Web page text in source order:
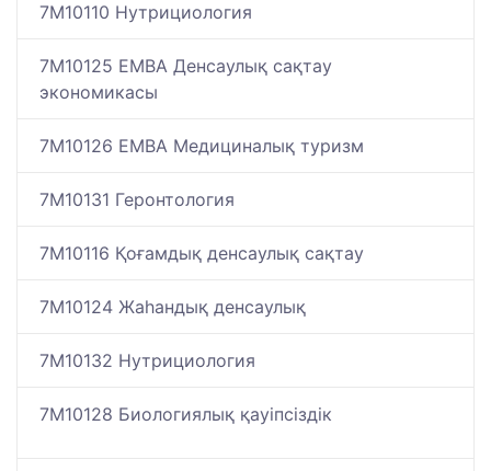
7M10110 Нутрициология
7M10125 EMBA Денсаулық сақтау
экономикасы
7M10126 EMBA Медициналық туризм
7M10131 Геронтология
7M10116 Қоғамдық денсаулық сақтау
7M10124 Жаһандық денсаулық
7M10132 Нутрициология
7M10128 Биологиялық қауіпсіздік